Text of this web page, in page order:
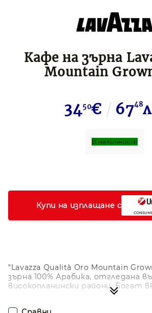
Кафе на зърна
Mountain
3450€ 6748
В наличност
"Lavazza Qualità Oro Mountain
зърна 100% Арабика, отгледана
високопланински райони. Богат
Купи на изплащане с